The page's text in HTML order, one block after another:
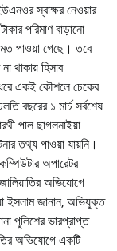
স্বাক্ষর নেওয়ার
পরিমাণ বাড়ানো
পাওয়া গেছে। তবে
থাকায় হিসাব
একই কৌশলে চেকের
বছরের ১ মার্চ সর্বশেষ
পাল ছাগলনাইয়া
তথ্য পাওয়া যায়নি।
অপারেটর
অভিযোগে
ইসলাম জানান, অভিযুক্ত
পুলিশের ভারপ্রাপ্ত
অভিযোগে একটি